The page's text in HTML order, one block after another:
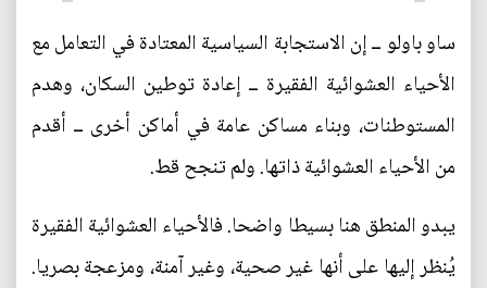
ساو باولو ــ إن الاستجابة السياسية المعتادة في التعامل مع
الأحياء العشوائية الفقيرة ــ إعادة توطين السكان، وهدم
المستوطنات، وبناء مساكن عامة في أماكن أخرى ــ أقدم
من الأحياء العشوائية ذاتها. ولم تنجح قط.
يبدو المنطق هنا بسيطا واضحا. فالأحياء العشوائية الفقيرة
يُنظر إليها على أنها غير صحية، وغير آمنة، ومزعجة بصريا.